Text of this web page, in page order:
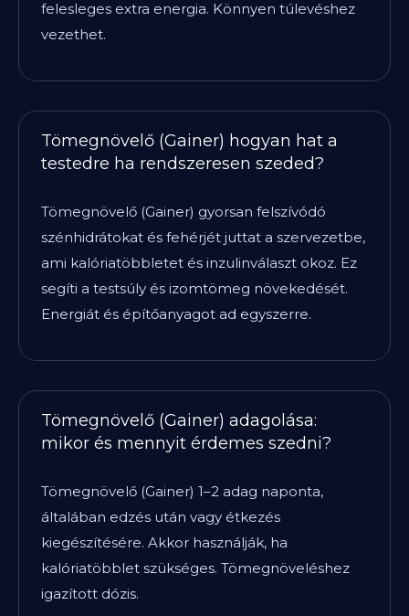
felesleges extra energia. Könnyen túlevéshez
vezethet.
Tömegnövelő (Gainer) hogyan hat a
testedre ha rendszeresen szeded?
Tömegnövelő (Gainer) gyorsan felszívódó
szénhidrátokat és fehérjét juttat a szervezetbe,
ami kalóriatöbbletet és inzulinválaszt okoz. Ez
segíti a testsúly és izomtömeg növekedését.
Energiát és építőanyagot ad egyszerre.
Tömegnövelő (Gainer) adagolása:
mikor és mennyit érdemes szedni?
Tömegnövelő (Gainer) 1–2 adag naponta,
általában edzés után vagy étkezés
kiegészítésére. Akkor használják, ha
kalóriatöbblet szükséges. Tömegnöveléshez
igazított dózis.